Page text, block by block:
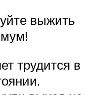
выжить
трудится в